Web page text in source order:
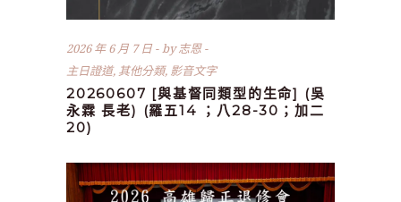
2026 年 6 月 7 日 by志恩
主日證道, 其他分類, 影音文字
20260607 [與基督同類型的生命] (吳
永霖 長老) (羅五14 ；八28-30；加二
20)